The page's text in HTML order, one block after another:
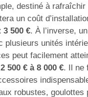
destiné à rafraîchir
un coût
3 500 €. À l’inverse,
plusieurs unités
peut facilement
2 500 € à 8 000 €. Il ne
robustes, goulottes